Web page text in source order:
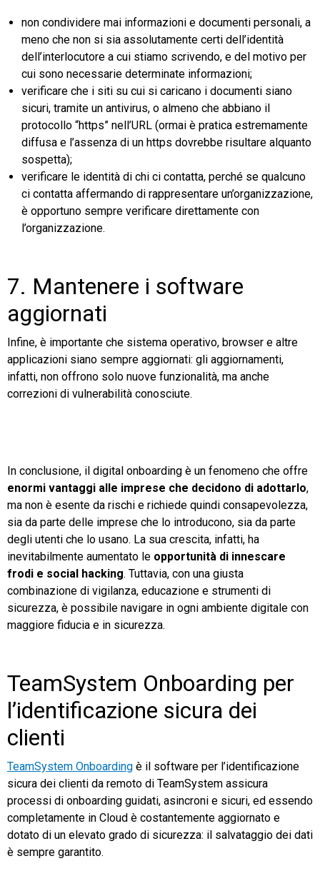
non condividere mai informazioni e documenti personali, a
meno che non si sia assolutamente certi dell’identità
dell’interlocutore a cui stiamo scrivendo, e del motivo per
cui sono necessarie determinate informazioni;
verificare che i siti su cui si caricano i documenti siano
sicuri, tramite un antivirus, o almeno che abbiano il
protocollo “https” nell’URL (ormai è pratica estremamente
diffusa e l’assenza di un https dovrebbe risultare alquanto
sospetta);
verificare le identità di chi ci contatta, perché se qualcuno
ci contatta affermando di rappresentare un’organizzazione,
è opportuno sempre verificare direttamente con
l’organizzazione.
7. Mantenere i software
aggiornati
Infine, è importante che sistema operativo, browser e altre
applicazioni siano sempre aggiornati: gli aggiornamenti,
infatti, non offrono solo nuove funzionalità, ma anche
correzioni di vulnerabilità conosciute.
In conclusione, il digital onboarding è un fenomeno che offre
enormi vantaggi alle imprese che decidono di adottarlo,
ma non è esente da rischi e richiede quindi consapevolezza,
sia da parte delle imprese che lo introducono, sia da parte
degli utenti che lo usano. La sua crescita, infatti, ha
inevitabilmente aumentato le opportunità di innescare
frodi e social hacking. Tuttavia, con una giusta
combinazione di vigilanza, educazione e strumenti di
sicurezza, è possibile navigare in ogni ambiente digitale con
maggiore fiducia e in sicurezza.
TeamSystem Onboarding per
l’identificazione sicura dei
clienti
TeamSystem Onboarding è il software per l’identificazione
sicura dei clienti da remoto di TeamSystem assicura
processi di onboarding guidati, asincroni e sicuri, ed essendo
completamente in Cloud è costantemente aggiornato e
dotato di un elevato grado di sicurezza: il salvataggio dei dati
è sempre garantito.